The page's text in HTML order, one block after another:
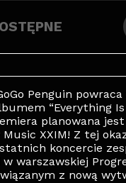
Penguin
“Everything
planowana
Music XXIM! Z tej
koncercie
warszawskiej
z nową